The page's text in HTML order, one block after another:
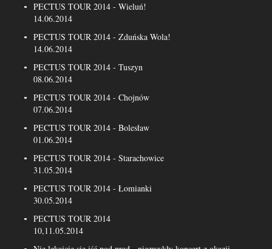
PECTUS TOUR 2014 - Wieluń!
14.06.2014
PECTUS TOUR 2014 - Zduńska Wola!
14.06.2014
PECTUS TOUR 2014 - Tuszyn
08.06.2014
PECTUS TOUR 2014 - Chojnów
07.06.2014
PECTUS TOUR 2014 - Bolesław
01.06.2014
PECTUS TOUR 2014 - Starachowice
31.05.2014
PECTUS TOUR 2014 - Łomianki
30.05.2014
PECTUS TOUR 2014
10,11.05.2014